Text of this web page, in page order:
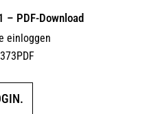
– PDF-Download
einloggen